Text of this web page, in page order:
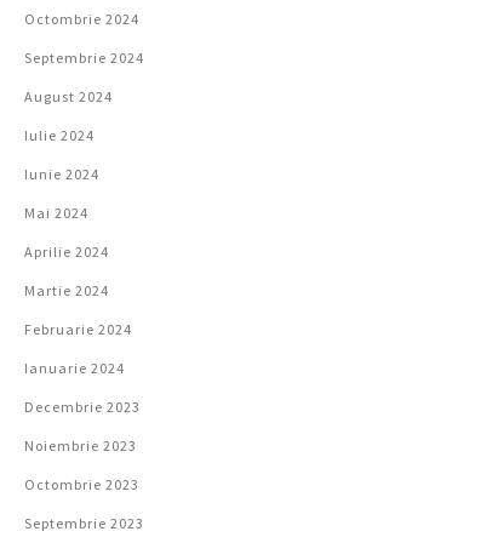
Octombrie 2024
Septembrie 2024
August 2024
Iulie 2024
Iunie 2024
Mai 2024
Aprilie 2024
Martie 2024
Februarie 2024
Ianuarie 2024
Decembrie 2023
Noiembrie 2023
Octombrie 2023
Septembrie 2023